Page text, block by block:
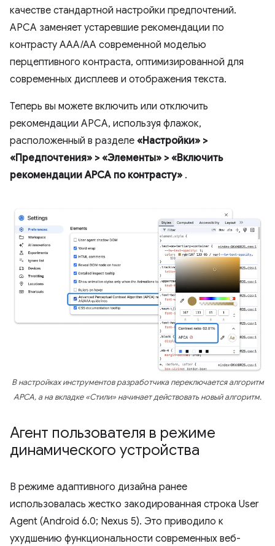
качестве стандартной настройки предпочтений.
APCA заменяет устаревшие рекомендации по
контрасту AAA/AA современной моделью
перцептивного контраста, оптимизированной для
современных дисплеев и отображения текста.
Теперь вы можете включить или отключить
рекомендации APCA, используя флажок,
расположенный в разделе «Настройки» >
«Предпочтения» > «Элементы» > «Включить
рекомендации APCA по контрасту» .
В настройках инструментов разработчика переключается алгоритм
APCA, а на вкладке «Стили» начинает действовать новый алгоритм.
Агент пользователя в режиме
динамического устройства
В режиме адаптивного дизайна ранее
использовалась жестко закодированная строка User
Agent (Android 6.0; Nexus 5). Это приводило к
ухудшению функциональности современных веб-